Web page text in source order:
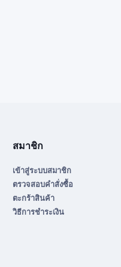
สมาชิก
เข้าสู่ระบบสมาชิก
ตรวจสอบคำสั่งซื้อ
ตะกร้าสินค้า
วิธีการชำระเงิน